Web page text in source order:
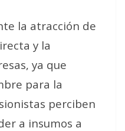
la atracción de
y la
ya que
para la
perciben
a insumos a